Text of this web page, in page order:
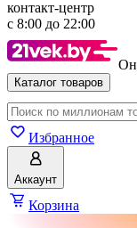
контакт-центр
с 8:00 до 22:00
Каталог товаров
Избранное
Аккаунт
Корзина